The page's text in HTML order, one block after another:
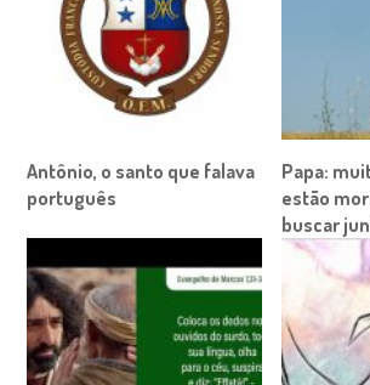
Antônio, o santo que falava
português
Papa:
estão
buscar